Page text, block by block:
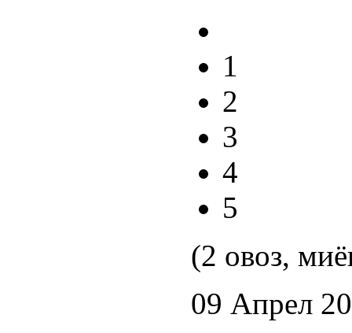
1
2
3
4
5
(2 овоз,
09 Апрел